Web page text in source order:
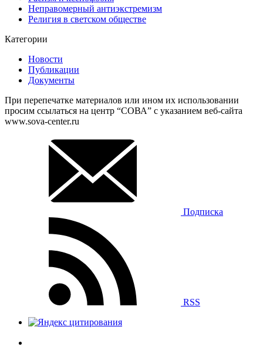
Неправомерный антиэкстремизм
Религия в светском обществе
Категории
Новости
Публикации
Документы
При перепечатке материалов или ином их использовании
просим ссылаться на центр “СОВА” с указанием веб-сайта
www.sova-center.ru
Подписка
RSS